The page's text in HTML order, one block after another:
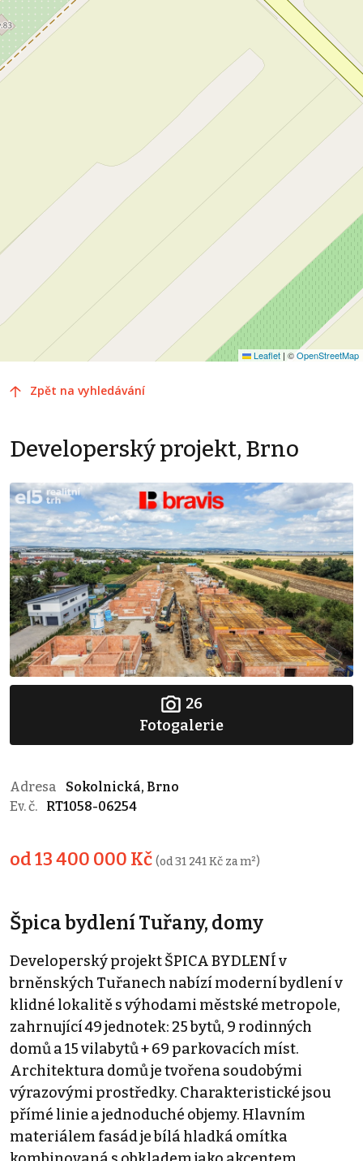
Leaflet | ©OpenStreetMap
Zpět na vyhledávání
Developerský projekt, Brno
26
Fotogalerie
Adresa
Sokolnická, Brno
Ev. č.
RT1058-06254
od 13 400 000 Kč (od 31 241 Kč za m²)
Špica bydlení Tuřany, domy
Developerský projekt ŠPICA BYDLENÍ v
brněnských Tuřanech nabízí moderní bydlení v
klidné lokalitě s výhodami městské metropole,
zahrnující 49 jednotek: 25 bytů, 9 rodinných
domů a 15 vilabytů + 69 parkovacích míst.
Architektura domů je tvořena soudobými
výrazovými prostředky. Charakteristické jsou
přímé linie a jednoduché objemy. Hlavním
materiálem fasád je bílá hladká omítka